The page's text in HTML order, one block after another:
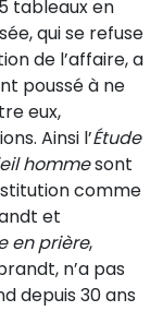
tableaux en
qui se refuse
de l’affaire, a
poussé à ne
eux,
Ainsi l’Étude
hommesont
comme
et
en prière,
n’a pas
depuis 30 ans